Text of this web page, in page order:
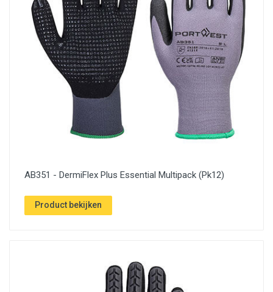
AB351 - DermiFlex Plus Essential Multipack (Pk12)
Product bekijken